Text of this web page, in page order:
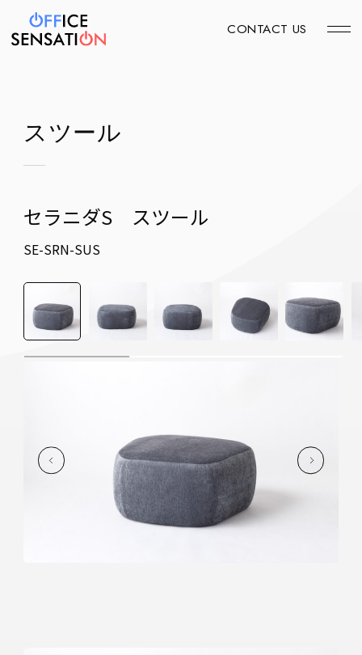
CONTACT US
スツール
セラニダS スツール
SE-SRN-SUS